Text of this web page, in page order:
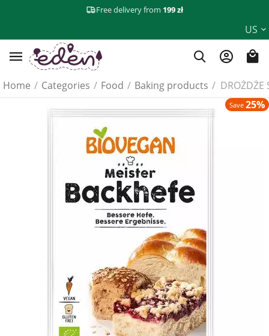
Free delivery from 199 zł
US
Home / Categories / Food / Baking products / DROŻDŻE
Save 25%